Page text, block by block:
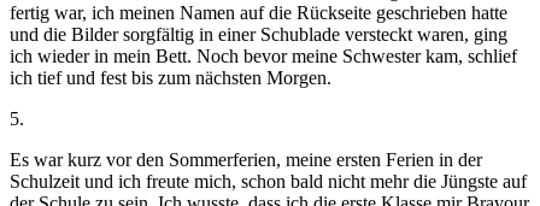
fertig war, ich meinen Namen auf die Rückseite geschrieben hatte
und die Bilder sorgfältig in einer Schublade versteckt waren, ging
ich wieder in mein Bett. Noch bevor meine Schwester kam, schlief
ich tief und fest bis zum nächsten Morgen.
5.
Es war kurz vor den Sommerferien, meine ersten Ferien in der
Schulzeit und ich freute mich, schon bald nicht mehr die Jüngste auf